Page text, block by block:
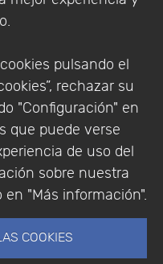
pulsando el
rechazar su
"Configuración" en
que puede verse
de uso del
sobre nuestra
en "Más información".
COOKIES
compra
de Privacidad |
Addlink Software